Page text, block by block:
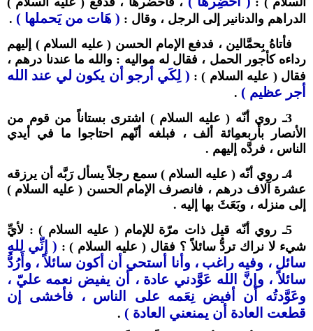
الدراهم والدنانير إلى الرجل ، وقال : ( هَات من يَحملها ) .
فأتاهُ بِحمَّالين ، فدفع الإمام الحسن ( عليه السلام ) إليهم
رداءه كأجور الحمل ، فقال له مواليه : والله ما عندنا درهم ،
فقال ( عليه السلام ) : ( لِكَي أرجو أن يكون لي عند الله
أجر عظيم ) .
3ـ روي أنّه ( عليه السلام ) اشترى بستاناً من قوم من
الأنصار بأربعمِائة ألف ، فبلغه أنّهم احتاجوا ما في أيدي
الناس ، فردَّه إليهم .
4ـ روي أنّه ( عليه السلام ) سمع رجلاً يسأل رَبَّه أن يرزقه
عشرة آلاف درهم ، فانصرف الإمام الحسن ( عليه السلام )
إلى منزله ، وبَعَثَ بها إليه .
5ـ روي أنّه قيل ذات مرّة للإمام ( عليه السلام ) : لأيِّ
شيء لا نراك تردُّ سائلاً ؟ فقال ( عليه السلام ) : ( إنِّي للهِ
سائل ، وفيه راغب ، وأنا أستحي أن أكون سائلاً ، وأَرُدُّ
سائلاً ، وإنَّ الله عَوَّدني عادة ، أن يفيض نعمه عليّ ،
وعَوَّدتُه أن أفيض نِعَمه على الناس ، فأخشى إن
قطعت العادة أن يمنعني العادة ) .